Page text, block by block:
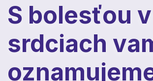
S bolesťou v
srdciach